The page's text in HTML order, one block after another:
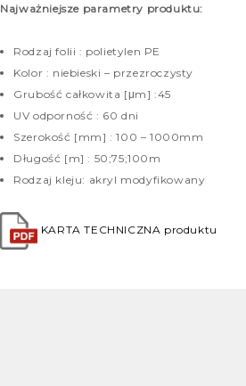
Najważniejsze parametry produktu:
Rodzaj folii : polietylen PE
Kolor : niebieski – przezroczysty
Grubość całkowita [μm] :45
UV odporność : 60 dni
Szerokość [mm] : 100 – 1000mm
Długość [m] : 50;75;100m
Rodzaj kleju: akryl modyfikowany
KARTA TECHNICZNA produktu